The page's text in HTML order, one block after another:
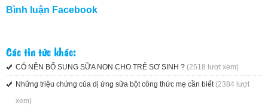
Bình luận Facebook
Các tin tức khác:
CÓ NÊN BỔ SUNG SỮA NON CHO TRẺ SƠ SINH ? (2518 lượt xem)
Những triệu chứng của dị ứng sữa bột công thức mẹ cần biết (2384 lượt
xem)